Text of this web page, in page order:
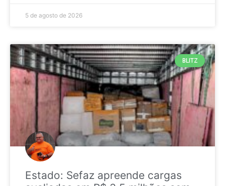
5 de agosto de 2026
BLITZ
Estado: Sefaz apreende cargas